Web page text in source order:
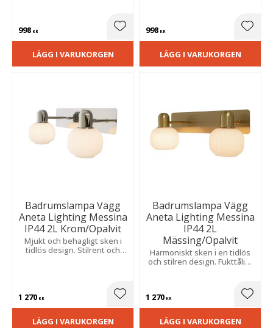
998 KR Lägg till i favoriter
LÄGG I VARUKORGEN
998 KR
LÄGG I VARUKORGEN
Badrumslampa Vägg
Aneta Lighting Messina
IP44 2L Krom/Opalvit
Mjukt och behagligt sken i
tidlös design. Stilrent och
1 270 KR Lägg till i favoriter
LÄGG I VARUKORGEN
Badrumslampa Vägg
Aneta Lighting Messina
IP44 2L
Mässing/Opalvit
Harmoniskt sken i en tidlös
och stilren design. Fukttåligt
1 270 KR
LÄGG I VARUKORGEN